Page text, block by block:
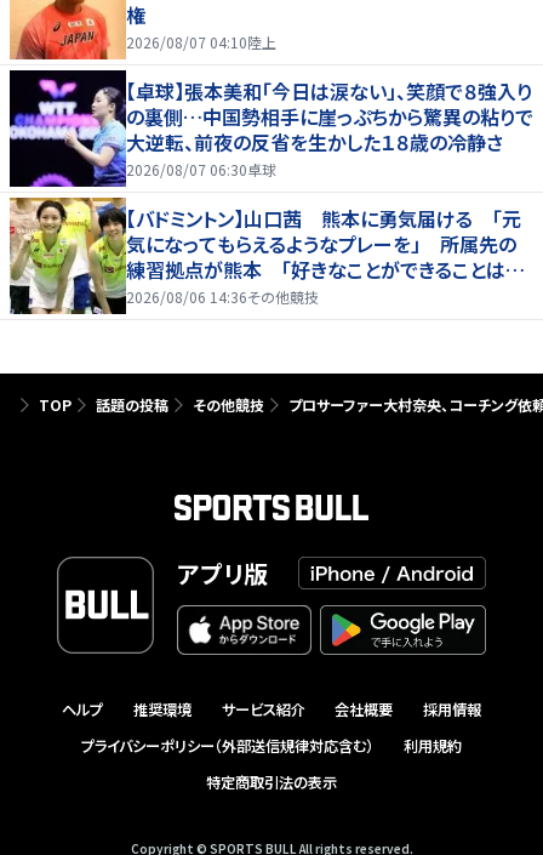
権
2026/08/07 04:10陸上
【卓球】張本美和「今日は涙ない」、笑顔で８強入り
の裏側…中国勢相手に崖っぷちから驚異の粘りで
大逆転、前夜の反省を生かした１８歳の冷静さ
2026/08/07 06:30卓球
【バドミントン】山口茜 熊本に勇気届ける 「元
気になってもらえるようなプレーを」 所属先の
練習拠点が熊本 「好きなことができることは当
たり前じゃない」
2026/08/06 14:36その他競技
TOP 話題の投稿 その他競技 プロサーファー大村奈央、コーチング依
アプリ版
ヘルプ 推奨環境 サービス紹介 会社概要
採用情報
プライバシーポリシー（外部送信規律対応含む）
利用規約
特定商取引法の表示
Copyright © SPORTS BULL All rights reserved.